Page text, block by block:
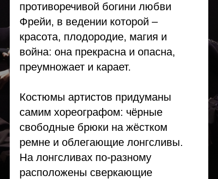
противоречивой богини любви
Фрейи, в ведении которой –
красота, плодородие, магия и
война: она прекрасна и опасна,
преумножает и карает.
Костюмы артистов придуманы
самим хореографом: чёрные
свободные брюки на жёстком
ремне и облегающие лонгсливы.
На лонгсливах по-разному
расположены сверкающие